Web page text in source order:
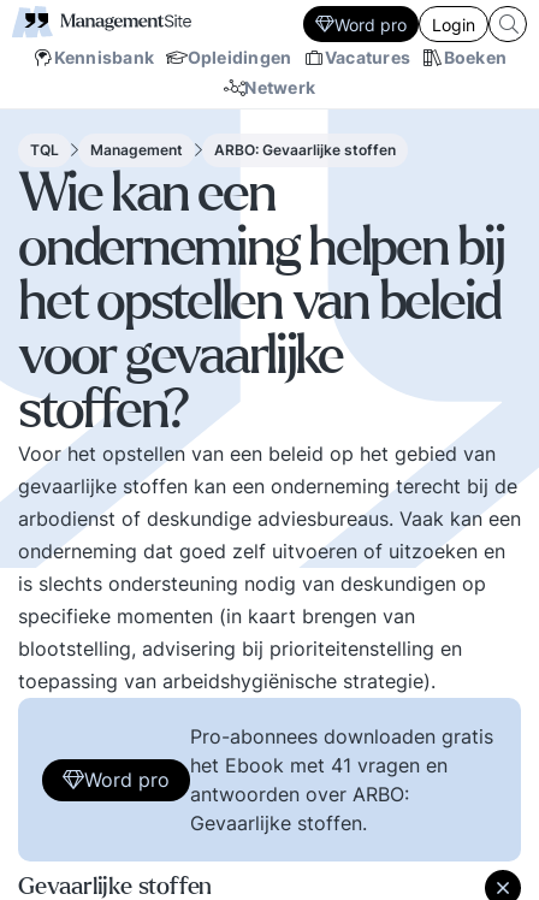
Kennisbank Opleidingen Vacatures
Boeken
Netwerk
Word pro Login
TQL Management ARBO: Gevaarlijke stoffen
Wie kan een
onderneming helpen bij
het opstellen van beleid
voor gevaarlijke
stoffen?
Voor het opstellen van een beleid op het gebied van
gevaarlijke stoffen kan een onderneming terecht bij de
arbodienst of deskundige adviesbureaus. Vaak kan een
onderneming dat goed zelf uitvoeren of uitzoeken en
is slechts ondersteuning nodig van deskundigen op
specifieke momenten (in kaart brengen van
blootstelling, advisering bij prioriteitenstelling en
toepassing van arbeidshygiënische strategie).
Word pro
Pro-abonnees downloaden gratis
het Ebook met 41 vragen en
antwoorden over ARBO:
Gevaarlijke stoffen.
Gevaarlijke stoffen